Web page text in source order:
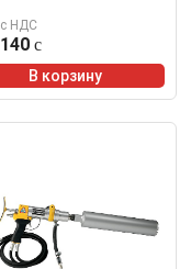
НДС
В корзину